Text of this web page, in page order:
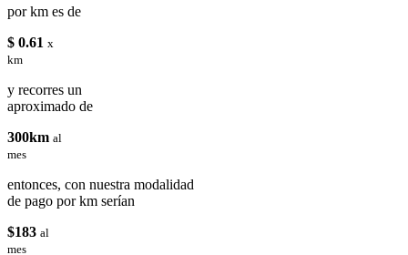
por km es de
$ 0.61 x
km
y recorres un
aproximado de
300km al
mes
entonces, con nuestra modalidad
de pago por km serían
$183 al
mes